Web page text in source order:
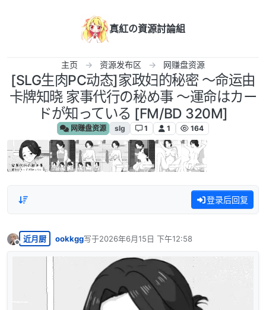
真紅の資源討論組
主页 资源发布区 网赚盘资源
[SLG生肉PC动态]家政妇的秘密 ～命运由
卡牌知晓 家事代行の秘め事 ～運命はカー
ドが知っている [FM/BD 320M]
网赚盘资源 slg 1 1 164
登录后回复
离线
近月厨 ookkgg写于2026年6月15日 下午12:58
最后由 编辑